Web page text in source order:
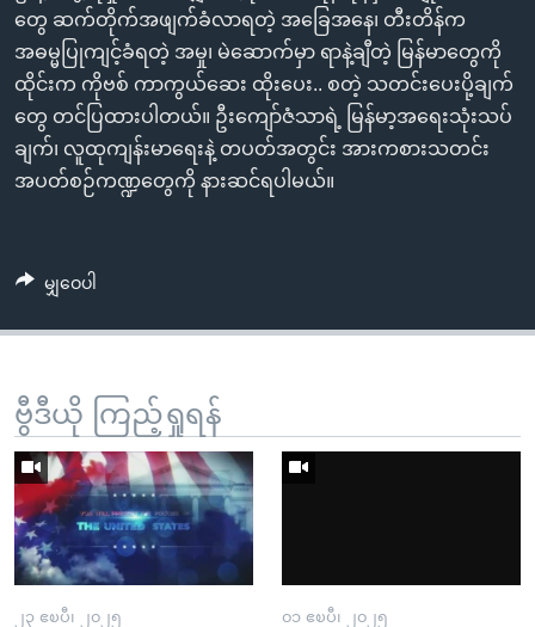
ကျော်
ရန်
တွေ ဆက်တိုက်အဖျက်ခံလာရတဲ့ အခြေအနေ၊ တီးတိန်က
အဓမ္မပြုကျင့်ခံရတဲ့ အမှု၊ မဲဆောက်မှာ ရာနဲ့ချီတဲ့ မြန်မာတွေကို
ထိုင်းက ကိုဗစ် ကာကွယ်ဆေး ထိုးပေး.. စတဲ့ သတင်းပေးပို့ချက်
တွေ တင်ပြထားပါတယ်။ ဦးကျော်ဇံသာရဲ့ မြန်မာ့အရေးသုံးသပ်
ချက်၊ လူထုကျန်းမာရေးနဲ့ တပတ်အတွင်း အားကစားသတင်း
အပတ်စဉ်ကဏ္ဍတွေကို နားဆင်ရပါမယ်။
မျှဝေပါ
ဗွီဒီယို ကြည့်ရှုရန်
၂၃ ဧၿပီ၊ ၂၀၂၅ ၀၁ ဧၿပီ၊ ၂၀၂၅